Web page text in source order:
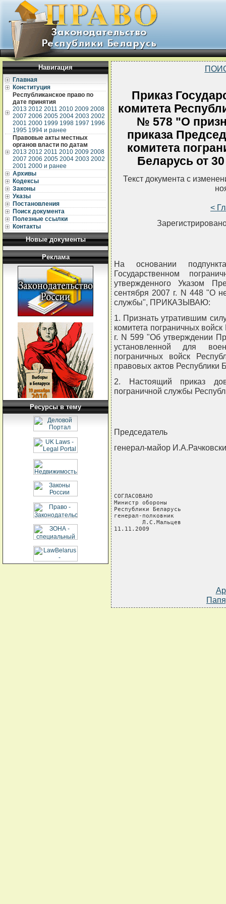
Навигация
Главная
Конституция
Республиканское право по
дате принятия
2013 2012 2011 2010 2009 2008
2007 2006 2005 2004 2003 2002
2001 2000 1999 1998 1997 1996
1995 1994 и ранее
Правовые акты местных
органов власти по датам
2013 2012 2011 2010 2009 2008
2007 2006 2005 2004 2003 2002
2001 2000 и ранее
Архивы
Кодексы
Законы
Указы
Постановления
Поиск документа
Полезные ссылки
Контакты
Новые документы
Реклама
Ресурсы в тему
Приказ
комитета
№ 578 "О
приказа
комитета
Беларусь от
Текст документа с
<
На основании
Государственном
утвержденного Указом
сентября 2007 г. N 448 "О
службы", ПРИКАЗЫВАЮ:
1. Признать утратившим
комитета пограничных
г. N 599 "Об утверждении
установленной для
пограничных войск
правовых актов Республики
2. Настоящий приказ
пограничной службы
Председатель
генерал-майор
СОГЛАСОВАНО
Министр обороны
Республики Беларусь
генерал-полковник
        Л.С.Мальцев
11.11.2009